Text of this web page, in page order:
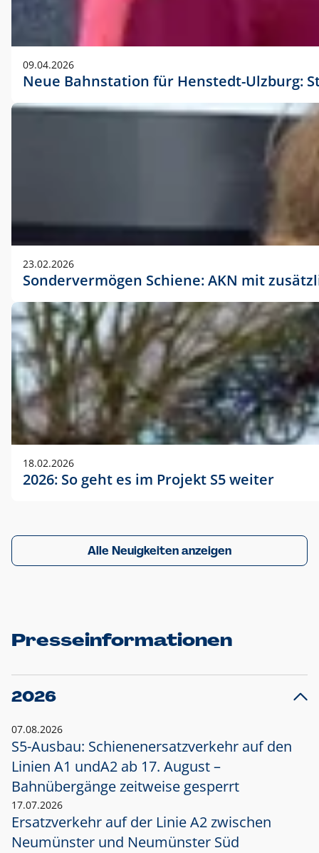
09.04.2026
Neue Bahnstation für Henstedt-Ulzburg:
23.02.2026
Sondervermögen Schiene: AKN mit
18.02.2026
2026: So geht es im Projekt S5 weiter
Alle Neuigkeiten anzeigen
Presseinformationen
2026
07.08.2026
S5-Ausbau: Schienenersatzverkehr auf den
Linien A1 undA2 ab 17. August –
Bahnübergänge zeitweise gesperrt
17.07.2026
Ersatzverkehr auf der Linie A2 zwischen
Neumünster und Neumünster Süd